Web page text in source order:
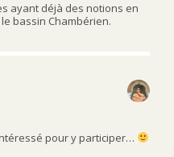
ayant déjà des notions en
bassin Chambérien.
pour y participer…